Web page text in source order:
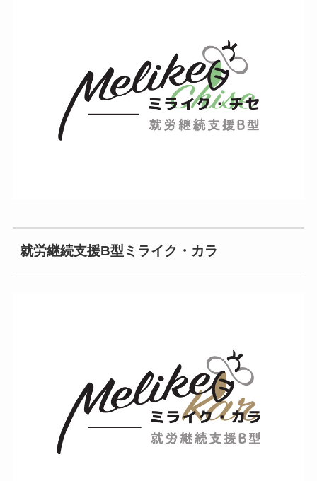
就労継続支援B型ミライク・カラ